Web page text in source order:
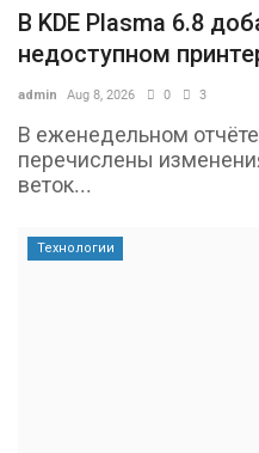
В KDE Plasma 6.8
недоступном
admin Aug 8, 2026 0 3
В еженедельном отчёте
перечислены
веток...
Технологии